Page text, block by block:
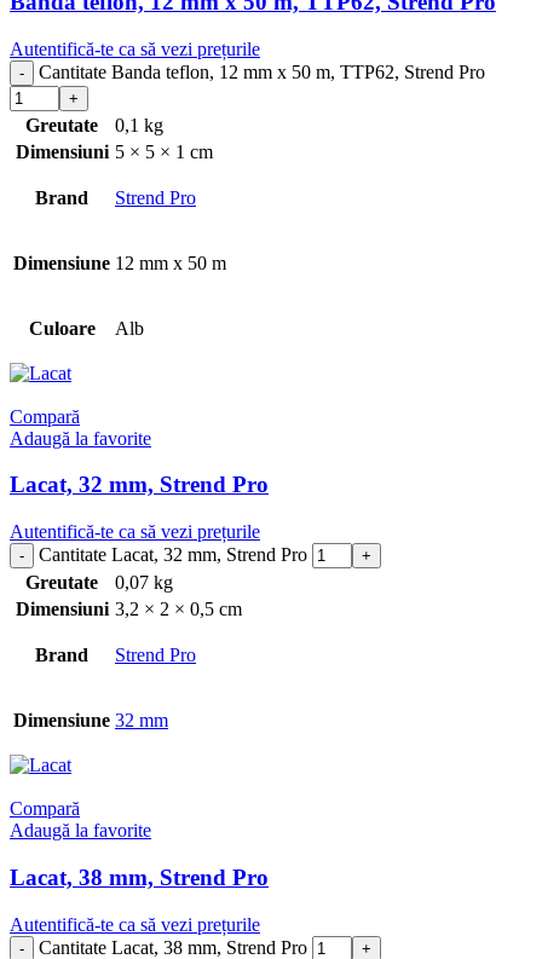
Autentifică-te ca să vezi prețurile
Cantitate Banda teflon, 12 mm x 50 m, TTP62, Strend Pro
Greutate
0,1 kg
Dimensiuni 5 × 5 × 1 cm
Brand Strend Pro
Dimensiune 12 mm x 50 m
Culoare Alb
Compară
Adaugă la favorite
Lacat, 32 mm, Strend Pro
Autentifică-te ca să vezi prețurile
Cantitate Lacat, 32 mm, Strend Pro
Greutate
0,07 kg
Dimensiuni 3,2 × 2 × 0,5 cm
Brand Strend Pro
Dimensiune 32 mm
Compară
Adaugă la favorite
Lacat, 38 mm, Strend Pro
Autentifică-te ca să vezi prețurile
Cantitate Lacat, 38 mm, Strend Pro